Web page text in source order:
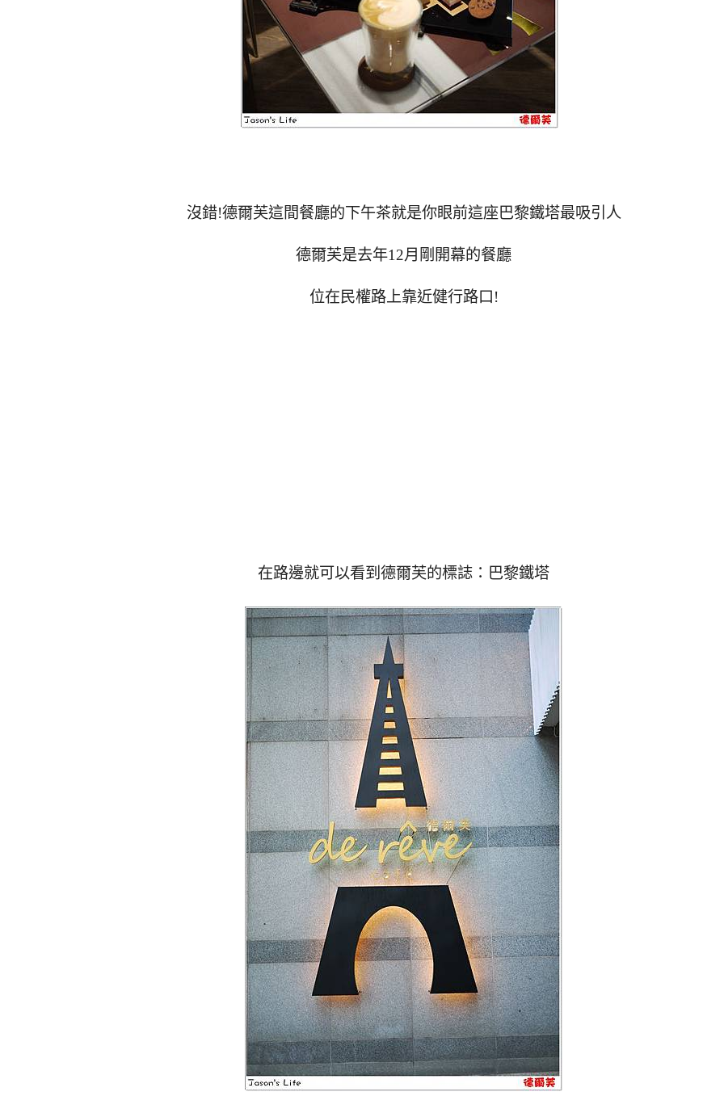
沒錯!德爾芙這間餐廳的下午茶就是你眼前這座巴黎鐵塔最吸引人
德爾芙是去年12月剛開幕的餐廳
位在民權路上靠近健行路口!
在路邊就可以看到德爾芙的標誌：巴黎鐵塔